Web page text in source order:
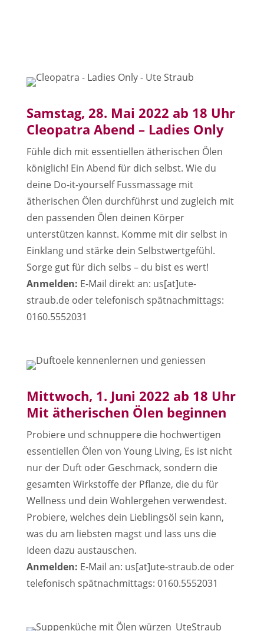
Samstag, 28. Mai 2022 ab 18 Uhr
Cleopatra Abend – Ladies Only
Fühle dich mit essentiellen ätherischen Ölen
königlich! Ein Abend für dich selbst. Wie du
deine Do-it-yourself Fussmassage mit
ätherischen Ölen durchführst und zugleich mit
den passenden Ölen deinen Körper
unterstützen kannst. Komme mit dir selbst in
Einklang und stärke dein Selbstwertgefühl.
Sorge gut für dich selbs – du bist es wert!
Anmelden: E-Mail direkt an: us[at]ute-
straub.de oder telefonisch spätnachmittags:
0160.5552031
Mittwoch, 1. Juni 2022 ab 18 Uhr
Mit ätherischen Ölen beginnen
Probiere und schnuppere die hochwertigen
essentiellen Ölen von Young Living, Es ist nicht
nur der Duft oder Geschmack, sondern die
gesamten Wirkstoffe der Pflanze, die du für
Wellness und dein Wohlergehen verwendest.
Probiere, welches dein Lieblingsöl sein kann,
was du am liebsten magst und lass uns die
Ideen dazu austauschen.
Anmelden: E-Mail an: us[at]ute-straub.de oder
telefonisch spätnachmittags: 0160.5552031